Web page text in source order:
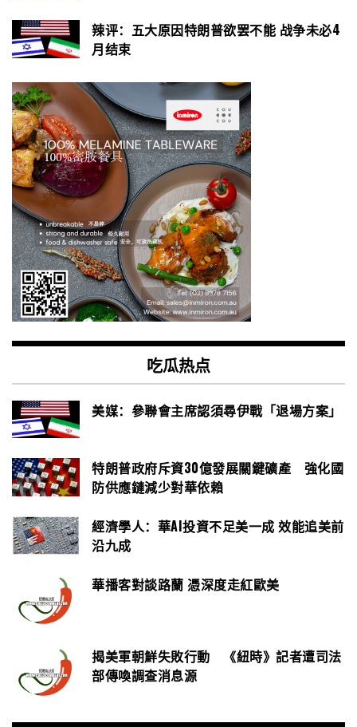
辣评：五大原因特朗普欲罢不能 战争未必4
月结束
吃瓜热点
美媒：參聯會主席認須尋伊戰「退場方案」
特朗普政府斥資30億發展關鍵礦產 強化國
防供應鏈減少對華依賴
經濟學人：華AI投資不足美一成 效能追美前
沿九成
華播客對談路蘭 憑深度走紅歐美
揭美軍朝鮮失敗行動 《紐時》記者遭司法
部傳喚調查消息源